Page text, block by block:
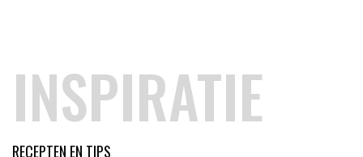
INSPIRATIE
RECEPTEN EN TIPS